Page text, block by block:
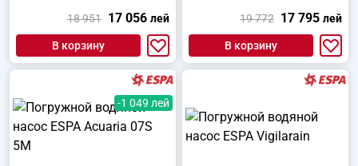
18 951 17 056 лей
В корзину
19 772 17 795 лей
В корзину
-1 049 лей